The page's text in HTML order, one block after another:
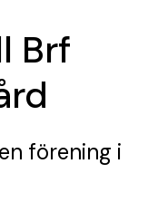
Brf
förening i